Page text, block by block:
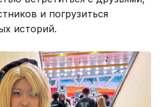
и погрузиться
историй.